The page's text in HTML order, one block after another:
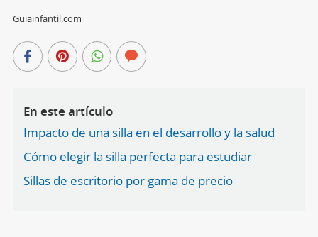
Guiainfantil.com
En este artículo
Impacto de una silla en el desarrollo y la salud
Cómo elegir la silla perfecta para estudiar
Sillas de escritorio por gama de precio